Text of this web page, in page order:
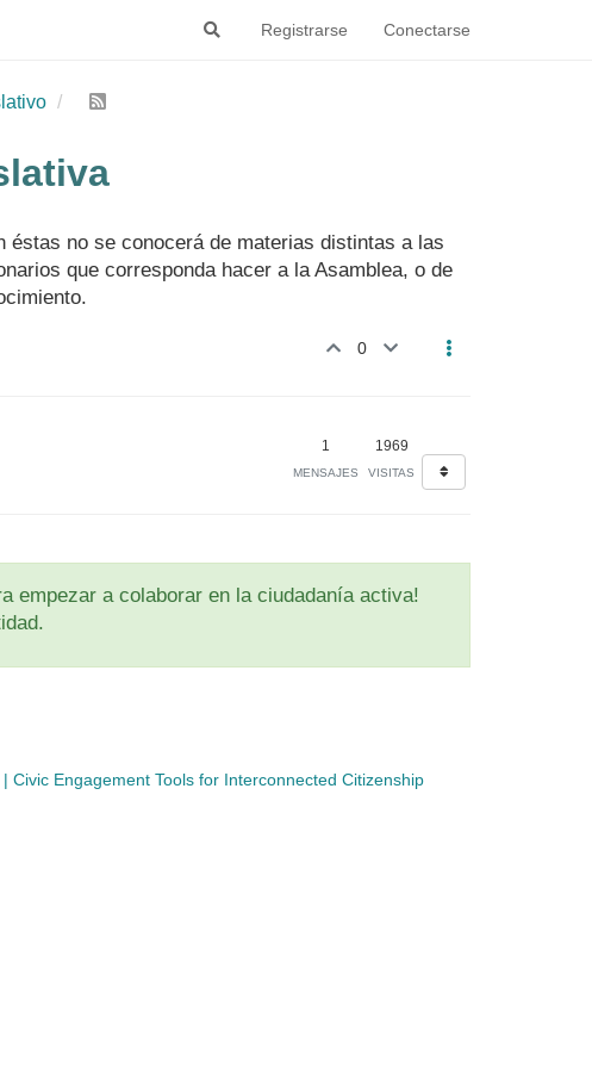
Registrarse Conectarse
no se conocerá de materias distintas a las
que corresponda hacer a la Asamblea, o de
0
1
MENSAJES
1969
VISITAS
empezar a colaborar en la ciudadanía activa!